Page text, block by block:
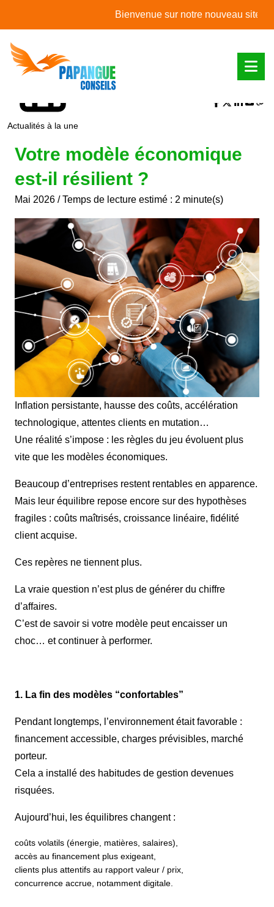
Bienvenue sur notre nouveau site web !
L'actualité du mois
Actualités à la une
Votre modèle économique
est-il résilient ?
Mai 2026 / Temps de lecture estimé : 2 minute(s)
Inflation persistante, hausse des coûts, accélération
technologique, attentes clients en mutation…
Une réalité s’impose : les règles du jeu évoluent plus
vite que les modèles économiques.
Beaucoup d’entreprises restent rentables en apparence.
Mais leur équilibre repose encore sur des hypothèses
fragiles : coûts maîtrisés, croissance linéaire, fidélité
client acquise.
Ces repères ne tiennent plus.
La vraie question n’est plus de générer du chiffre
d’affaires.
C’est de savoir si votre modèle peut encaisser un
choc… et continuer à performer.
1. La fin des modèles “confortables”
Pendant longtemps, l’environnement était favorable :
financement accessible, charges prévisibles, marché
porteur.
Cela a installé des habitudes de gestion devenues
risquées.
Aujourd’hui, les équilibres changent :
coûts volatils (énergie, matières, salaires),
accès au financement plus exigeant,
clients plus attentifs au rapport valeur / prix,
concurrence accrue, notamment digitale.